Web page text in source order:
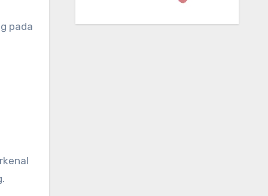
pada